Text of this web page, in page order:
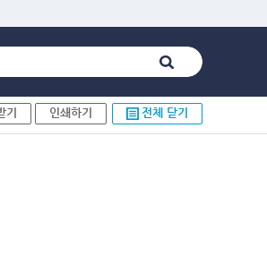
기 인쇄하기 전체 닫기